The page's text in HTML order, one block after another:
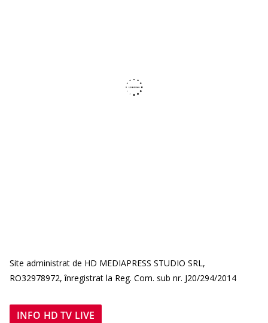
Site administrat de HD MEDIAPRESS STUDIO SRL,
RO32978972, înregistrat la Reg. Com. sub nr. J20/294/2014
INFO HD TV LIVE